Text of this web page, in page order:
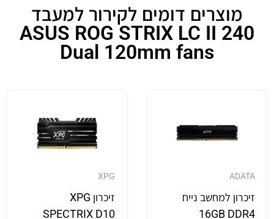
מוצרים דומים לקירור למעבד
ASUS ROG STRIX LC II 240
Dual 120mm fans
ADATA
זיכרון למחשב נייח
16GB DDR4
XPG
זיכרון XPG
SPECTRIX D10